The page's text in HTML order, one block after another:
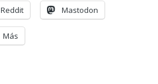
Reddit Mastodon
Más